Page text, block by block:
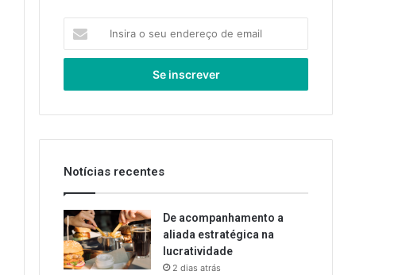
seu
de
Notícias recentes
De acompanhamento a
aliada estratégica na
lucratividade
2 dias atrás